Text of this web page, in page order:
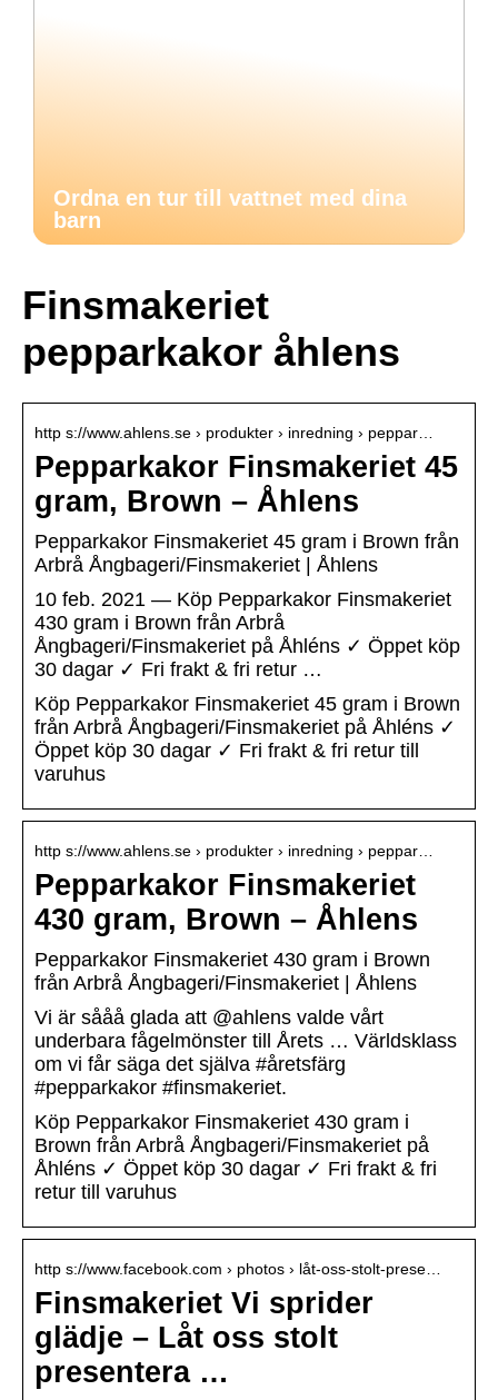
Ordna en tur till vattnet med dina
barn
Finsmakeriet
pepparkakor åhlens
http s://www.ahlens.se › produkter › inredning › peppar…
Pepparkakor Finsmakeriet 45
gram, Brown – Åhlens
Pepparkakor Finsmakeriet 45 gram i Brown från
Arbrå Ångbageri/Finsmakeriet | Åhlens
10 feb. 2021 — Köp Pepparkakor Finsmakeriet
430 gram i Brown från Arbrå
Ångbageri/Finsmakeriet på Åhléns ✓ Öppet köp
30 dagar ✓ Fri frakt & fri retur …
Köp Pepparkakor Finsmakeriet 45 gram i Brown
från Arbrå Ångbageri/Finsmakeriet på Åhléns ✓
Öppet köp 30 dagar ✓ Fri frakt & fri retur till
varuhus
http s://www.ahlens.se › produkter › inredning › peppar…
Pepparkakor Finsmakeriet
430 gram, Brown – Åhlens
Pepparkakor Finsmakeriet 430 gram i Brown
från Arbrå Ångbageri/Finsmakeriet | Åhlens
Vi är sååå glada att @ahlens valde vårt
underbara fågelmönster till Årets … Världsklass
om vi får säga det själva #åretsfärg
#pepparkakor #finsmakeriet.
Köp Pepparkakor Finsmakeriet 430 gram i
Brown från Arbrå Ångbageri/Finsmakeriet på
Åhléns ✓ Öppet köp 30 dagar ✓ Fri frakt & fri
retur till varuhus
http s://www.facebook.com › photos › låt-oss-stolt-prese…
Finsmakeriet Vi sprider
glädje – Låt oss stolt
presentera …